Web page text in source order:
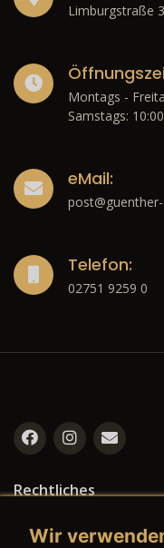
Limburgstraße
Montags -
Samstags:
eMail:
Telefon:
02751 9259 0
Rechtliches
Wir